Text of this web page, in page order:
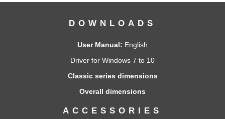
DOWNLOADS
User Manual: English
Driver for Windows 7 to 10
Classic series dimensions
Overall dimensions
ACCESSORIES